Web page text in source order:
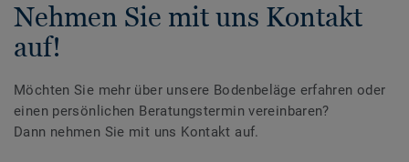
Nehmen Sie mit uns Kontakt
auf!
Möchten Sie mehr über unsere Bodenbeläge erfahren oder
einen persönlichen Beratungstermin vereinbaren?
Dann nehmen Sie mit uns Kontakt auf.